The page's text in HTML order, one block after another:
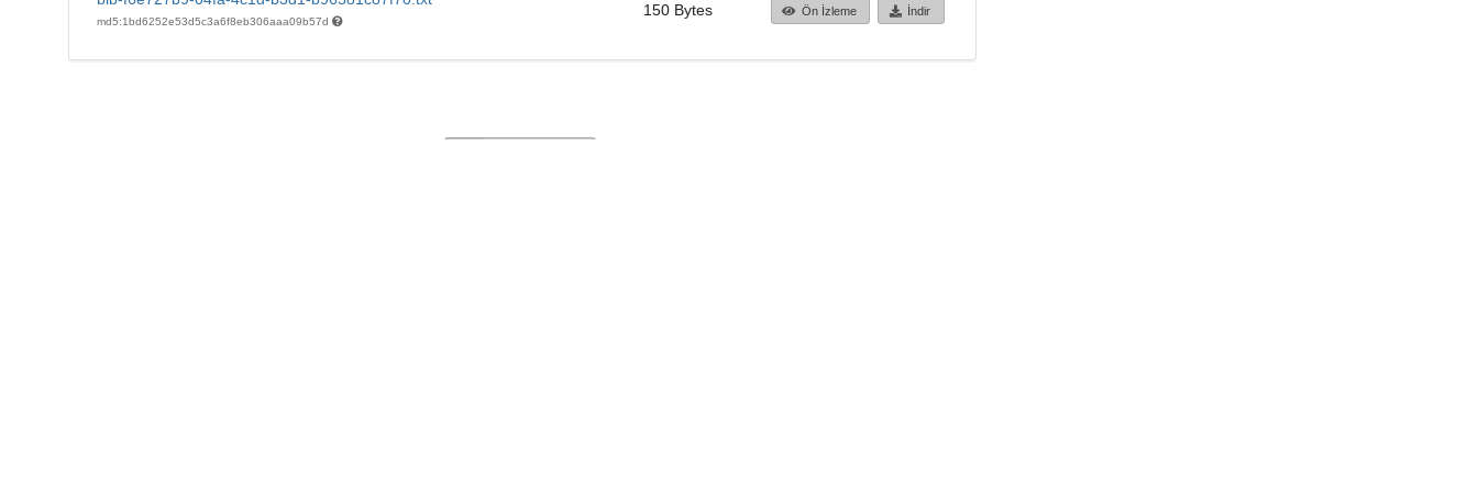
md5:1bd6252e53d5c3a6f8eb306aaa09b57d
150 Bytes Ön İzleme İndir